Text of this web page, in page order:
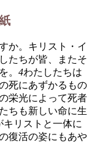
か。キリスト・イ
たちが皆、またそ
。 4わたしたちは
死にあずかるもの
栄光によって死者
ちも新しい命に生
キリストと一体に
復活の姿にもあや